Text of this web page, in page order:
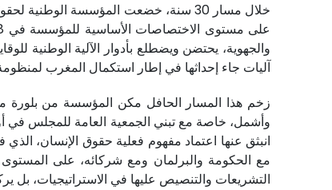
خلال مسار 30 سنة، خضعت المؤسسة
والجهوية، يحتضن ويضطلع بأدوار الآلية الوطنية
آليات جاء إحداثها في إطار استكمال المغرب
انبثق عنها اعتماد مفهوم فعلية حقوق الإنسان،
مع الحكومة والبرلمان ومع شركائه، على
التشريعات والتنصيص عليها في الاستراتيجيات، بل